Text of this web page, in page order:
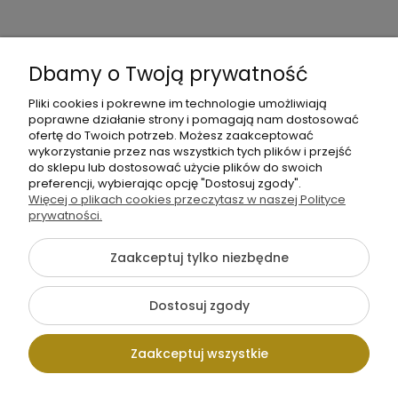
konto
Płatności
i
dostawa
Informacje
+48
141
363
do
Pokaż pełną wersję strony
Sklep internetowy Shoper.pl
Dbamy o Twoją prywatność
Pliki cookies i pokrewne im technologie umożliwiają
poprawne działanie strony i pomagają nam dostosować
ofertę do Twoich potrzeb. Możesz zaakceptować
wykorzystanie przez nas wszystkich tych plików i przejść
do sklepu lub dostosować użycie plików do swoich
preferencji, wybierając opcję "Dostosuj zgody".
Więcej o plikach cookies przeczytasz w naszej Polityce
prywatności.
Zaakceptuj tylko niezbędne
Dostosuj zgody
Zaakceptuj wszystkie